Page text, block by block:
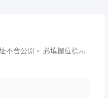
不會公開。 必填欄位標示